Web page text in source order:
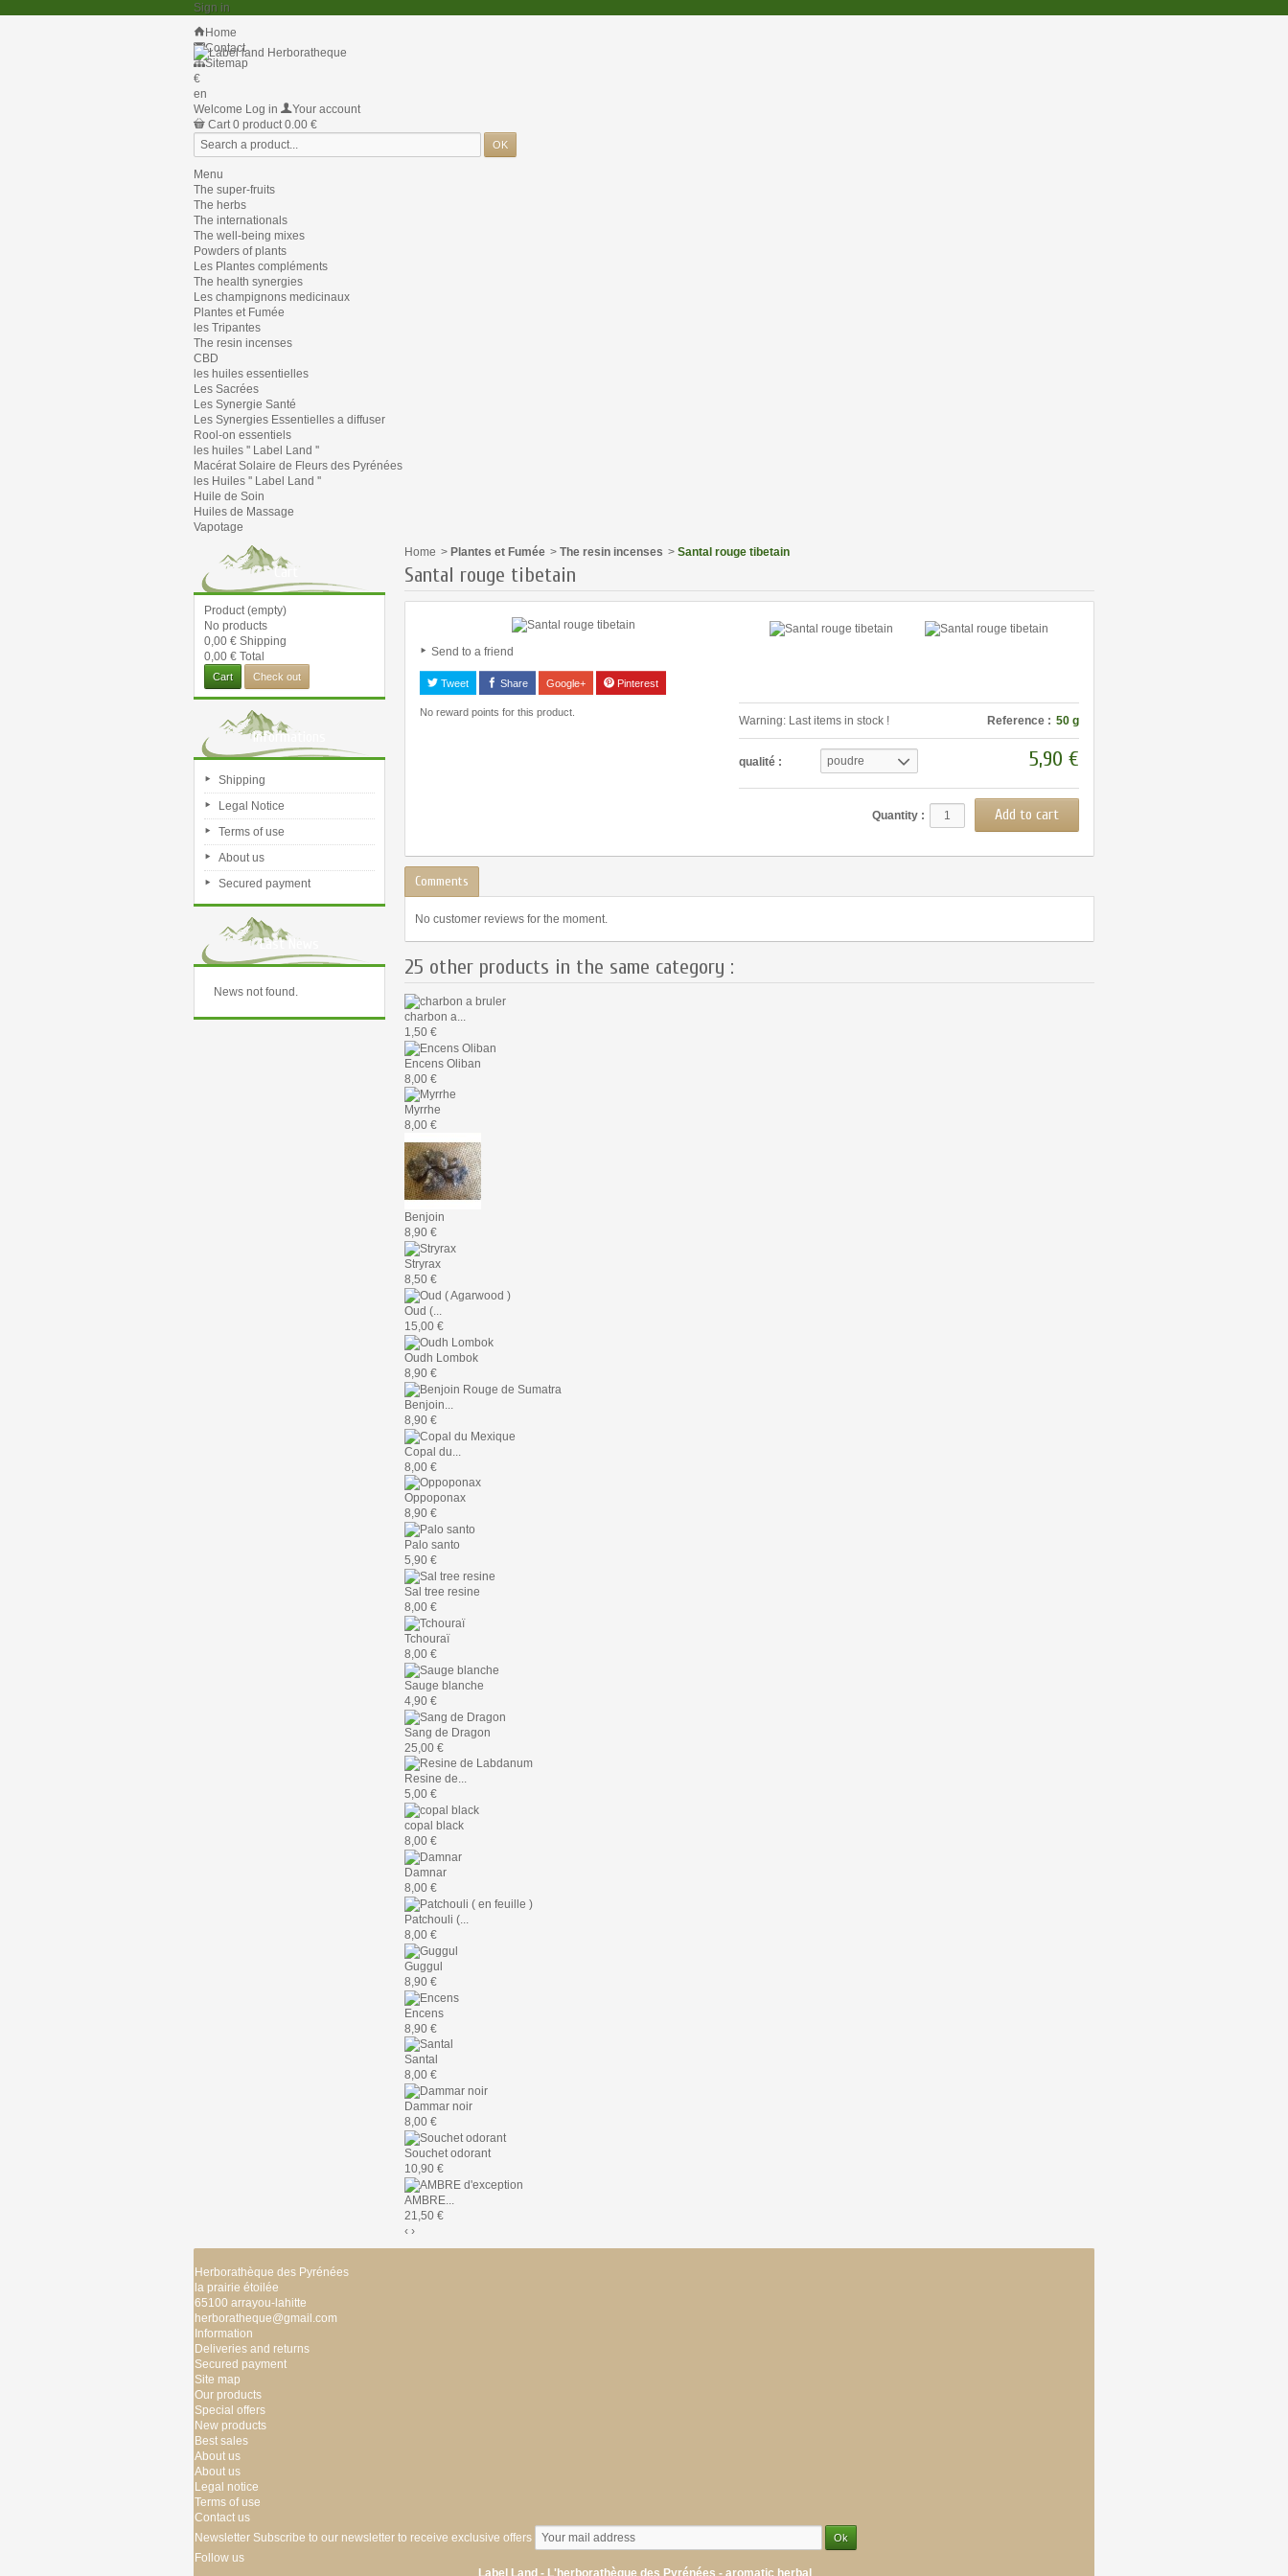
Sign in
Home
Contact
Sitemap
€
en
Welcome Log in
Your account
Cart 0 product0.00 €
Menu
The super-fruits
The herbs
The internationals
The well-being mixes
Powders of plants
Les Plantes compléments
The health synergies
Les champignons medicinaux
Plantes et Fumée
les Tripantes
The resin incenses
CBD
les huiles essentielles
Les Sacrées
Les Synergie Santé
Les Synergies Essentielles a diffuser
Rool-on essentiels
les huiles '' Label Land ''
Macérat Solaire de Fleurs des Pyrénées
les Huiles '' Label Land ''
Huile de Soin
Huiles de Massage
Vapotage
Cart
Product (empty)
No products
0,00 € Shipping
0,00 € Total
Cart Check out
Informations
Shipping
Legal Notice
Terms of use
About us
Secured payment
Last News
News not found.
Home > Plantes et Fumée > The resin incenses > Santal rouge tibetain
Santal rouge tibetain
Send to a friend
Tweet Share Google+ Pinterest
No reward points for this product.
Warning: Last items in stock ! Reference : 50 g
qualité : poudre 5,90 €
Quantity :
Comments
No customer reviews for the moment.
25 other products in the same category :
charbon a...
1,50 €
Encens Oliban
8,00 €
Myrrhe
8,00 €
Benjoin
8,90 €
Stryrax
8,50 €
Oud (...
15,00 €
Oudh Lombok
8,90 €
Benjoin...
8,90 €
Copal du...
8,00 €
Oppoponax
8,90 €
Palo santo
5,90 €
Sal tree resine
8,00 €
Tchouraï
8,00 €
Sauge blanche
4,90 €
Sang de Dragon
25,00 €
Resine de...
5,00 €
copal black
8,00 €
Damnar
8,00 €
Patchouli (...
8,00 €
Guggul
8,90 €
Encens
8,90 €
Santal
8,00 €
Dammar noir
8,00 €
Souchet odorant
10,90 €
AMBRE...
21,50 €
‹ ›
Herborathèque des Pyrénées
la prairie étoilée
65100 arrayou-lahitte
herboratheque@gmail.com
Information
Deliveries and returns
Secured payment
Site map
Our products
Special offers
New products
Best sales
About us
About us
Legal notice
Terms of use
Contact us
Newsletter Subscribe to our newsletter to receive exclusive offers
Follow us
Label Land - L'herborathèque des Pyrénées - aromatic herbal